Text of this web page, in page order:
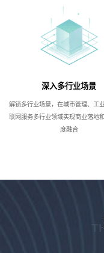
深入多行业场景
解锁多行业场景，在城市管理、工
联网服务多行业领域实现商业落地
度融合